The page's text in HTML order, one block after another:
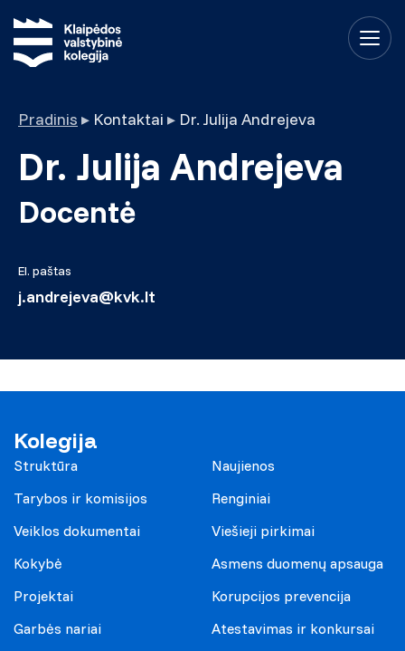
Pradinis ▸ Kontaktai ▸ Dr. Julija Andrejeva
Dr. Julija Andrejeva
Docentė
El. paštas
j.andrejeva@kvk.lt
Kolegija
Struktūra
Tarybos ir komisijos
Veiklos dokumentai
Kokybė
Projektai
Garbės nariai
Naujienos
Renginiai
Viešieji pirkimai
Asmens duomenų apsauga
Korupcijos prevencija
Atestavimas ir konkursai